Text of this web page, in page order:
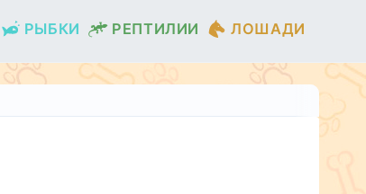
РЫБКИ РЕПТИЛИИ ЛОШАДИ